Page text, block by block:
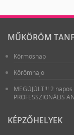
MŰKÖRÖM
Körmösnap
Körömhajó
MEGÚJÚLT!!! 2 napos
PROFESSZIONÁLIS
KÉPZŐHELYEK